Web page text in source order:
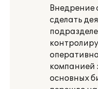
Внедрение
сделать
компанией
основных